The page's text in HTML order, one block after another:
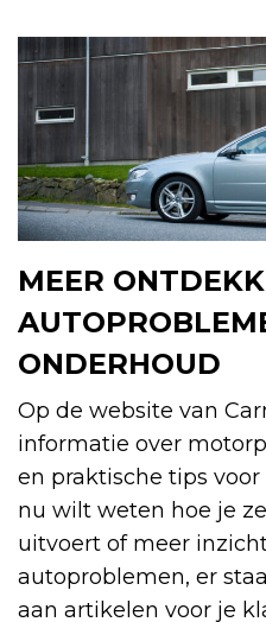
MEER
ONDERHOUD
Op de website van
informatie over
en praktische tips
nu wilt weten hoe je
uitvoert of meer
autoproblemen, er
aan artikelen voor je